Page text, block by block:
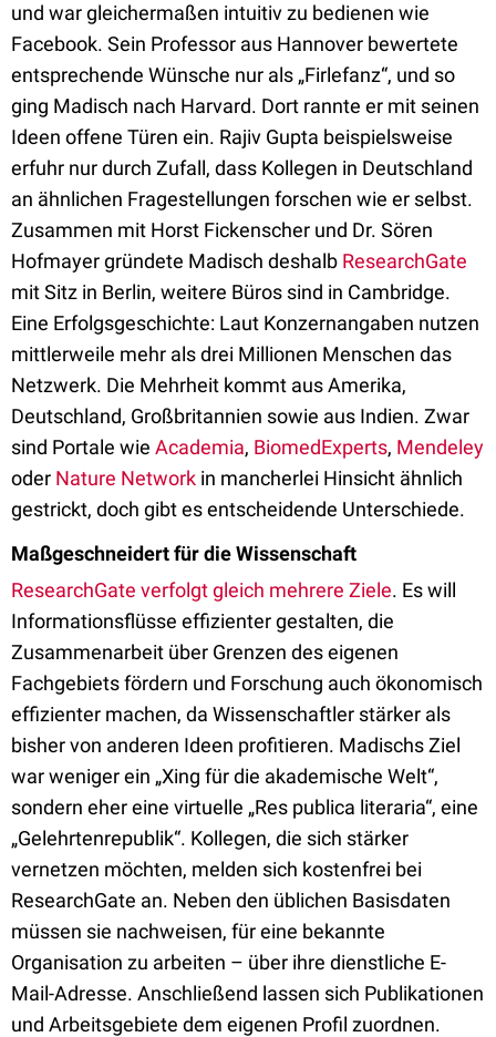
und war gleichermaßen intuitiv zu bedienen wie
Facebook. Sein Professor aus Hannover bewertete
entsprechende Wünsche nur als „Firlefanz“, und so
ging Madisch nach Harvard. Dort rannte er mit seinen
Ideen offene Türen ein. Rajiv Gupta beispielsweise
erfuhr nur durch Zufall, dass Kollegen in Deutschland
an ähnlichen Fragestellungen forschen wie er selbst.
Zusammen mit Horst Fickenscher und Dr. Sören
Hofmayer gründete Madisch deshalb ResearchGate
mit Sitz in Berlin, weitere Büros sind in Cambridge.
Eine Erfolgsgeschichte: Laut Konzernangaben nutzen
mittlerweile mehr als drei Millionen Menschen das
Netzwerk. Die Mehrheit kommt aus Amerika,
Deutschland, Großbritannien sowie aus Indien. Zwar
sind Portale wie Academia, BiomedExperts, Mendeley
oder Nature Network in mancherlei Hinsicht ähnlich
gestrickt, doch gibt es entscheidende Unterschiede.
Maßgeschneidert für die Wissenschaft
ResearchGate verfolgt gleich mehrere Ziele. Es will
Informationsflüsse effizienter gestalten, die
Zusammenarbeit über Grenzen des eigenen
Fachgebiets fördern und Forschung auch ökonomisch
effizienter machen, da Wissenschaftler stärker als
bisher von anderen Ideen profitieren. Madischs Ziel
war weniger ein „Xing für die akademische Welt“,
sondern eher eine virtuelle „Res publica literaria“, eine
„Gelehrtenrepublik“. Kollegen, die sich stärker
vernetzen möchten, melden sich kostenfrei bei
ResearchGate an. Neben den üblichen Basisdaten
müssen sie nachweisen, für eine bekannte
Organisation zu arbeiten – über ihre dienstliche E-
Mail-Adresse. Anschließend lassen sich Publikationen
und Arbeitsgebiete dem eigenen Profil zuordnen.